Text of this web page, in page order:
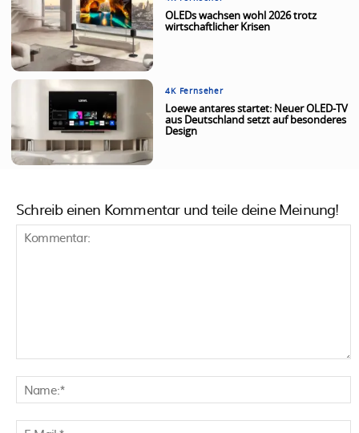
OLEDs wachsen wohl 2026 trotz
wirtschaftlicher Krisen
4K Fernseher
Loewe antares startet: Neuer OLED-TV
aus Deutschland setzt auf besonderes
Design
Schreib einen Kommentar und teile deine Meinung!